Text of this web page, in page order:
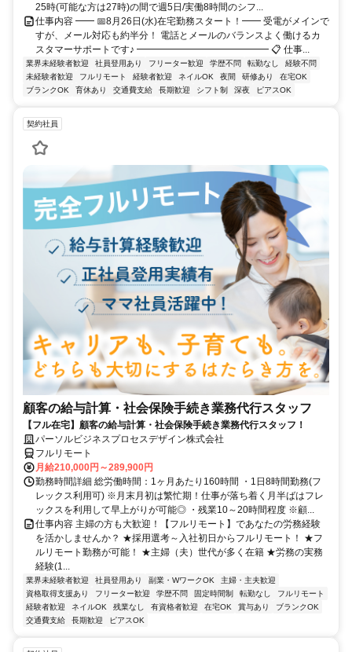
25時(可能な方は27時)の間で週5日/実働8時間のシフ...
仕事内容 ━━ 📅8月26日(水)在宅勤務スタート！━━ 受電がメインで
すが、メール対応も約半分！ 電話とメールのバランスよく働けるカ
スタマーサポートです♪ ━━━━━━━━━━━━━━ 📋 仕事...
業界未経験者歓迎 社員登用あり フリーター歓迎 学歴不問 転勤なし
経験不問
未経験者歓迎
フルリモート 経験者歓迎 ネイルOK 夜間 研修あり
在宅OK
ブランクOK
育休あり 交通費支給 長期歓迎 シフト制 深夜 ピアスOK
契約社員
顧客の給与計算・社会保険手続き業務代行スタッフ
【フル在宅】顧客の給与計算・社会保険手続き業務代行スタッフ！
パーソルビジネスプロセスデザイン株式会社
フルリモート
月給210,000円～289,900円
勤務時間詳細 総労働時間：1ヶ月あたり160時間 ・1日8時間勤務(フ
レックス利用可) ※月末月初は繁忙期！仕事が落ち着く月半ばはフレ
ックスを利用して早上がりが可能◎ ・残業10～20時間程度 ※顧...
仕事内容 主婦の方も大歓迎！【フルリモート】であなたの労務経験
を活かしませんか？ ★採用選考～入社初日からフルリモート！ ★フ
ルリモート勤務が可能！ ★主婦（夫）世代が多く在籍 ★労務の実務
経験(1...
業界未経験者歓迎 社員登用あり 副業・WワークOK
主婦・主夫歓迎
資格取得支援あり
フリーター歓迎 学歴不問 固定時間制 転勤なし
フルリモート
経験者歓迎
ネイルOK 残業なし 有資格者歓迎 在宅OK 賞与あり
ブランクOK
交通費支給
長期歓迎 ピアスOK